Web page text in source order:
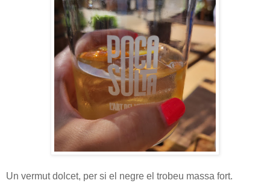
Un vermut dolcet, per si el negre el trobeu massa fort.